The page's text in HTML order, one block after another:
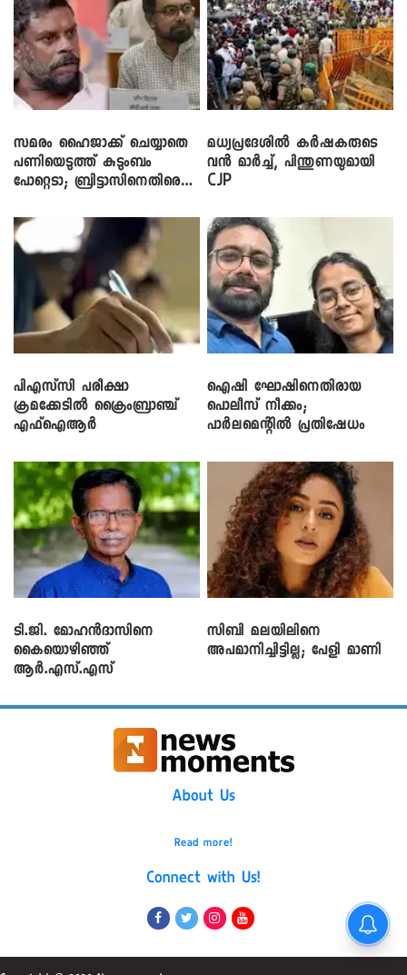
സമരം ഹൈജാക്ക് ചെയ്യാതെ
പണിയെടുത്ത് കുടുംബം
പോറ്റെടാ; ബ്രിട്ടാസിനെതിരെ
മധ്യപ്രദേശിൽ കർഷകരുടെ
വൻ മാർച്ച്, പിന്തുണയുമായി
CJP
പിഎസ്‌സി പരീക്ഷാ
ക്രമക്കേ‌ടിൽ ക്രൈംബ്രാഞ്ച്
എഫ്ഐആർ
ഐഷി ഘോഷിനെതിരായ
പൊലീസ് നീക്കം;
പാര്‍ലമെന്റിൽ പ്രതിഷേധം
ടി.ജി. മോഹൻദാസിനെ
കൈയൊഴിഞ്ഞ്
ആർ.എസ്.എസ്
സിബി മലയിലിനെ
അപമാനിച്ചിട്ടില്ല; പേളി മാണി
About Us
Read more!
Connect with Us!